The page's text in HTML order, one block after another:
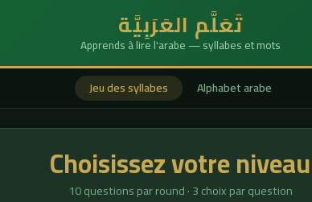
تَعَلَّم العَرَبِيَّة
Apprends à lire l'arabe — syllabes et mots
Jeu des syllabes Alphabet arabe
Choisissez votre niveau
10 questions par round · 3 choix par question